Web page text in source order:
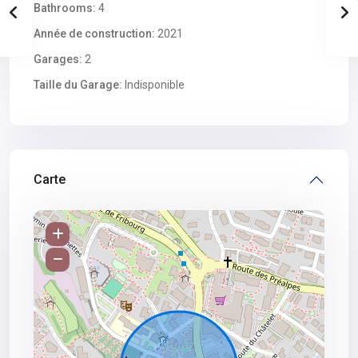
Bathrooms: 4
Année de construction: 2021
Garages: 2
Taille du Garage: Indisponible
Carte